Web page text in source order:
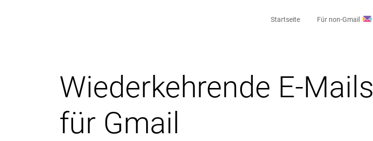
Startseite Für non-Gmail
Wiederkehrende E-Mails
für Gmail